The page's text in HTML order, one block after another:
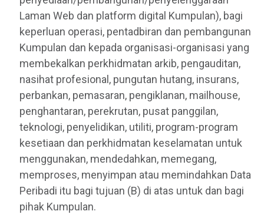
Laman Web dan platform digital Kumpulan), bagi
keperluan operasi, pentadbiran dan pembangunan
Kumpulan dan kepada organisasi-organisasi yang
membekalkan perkhidmatan arkib, pengauditan,
nasihat profesional, pungutan hutang, insurans,
perbankan, pemasaran, pengiklanan, mailhouse,
penghantaran, perekrutan, pusat panggilan,
teknologi, penyelidikan, utiliti, program-program
kesetiaan dan perkhidmatan keselamatan untuk
menggunakan, mendedahkan, memegang,
memproses, menyimpan atau memindahkan Data
Peribadi itu bagi tujuan (B) di atas untuk dan bagi
pihak Kumpulan.